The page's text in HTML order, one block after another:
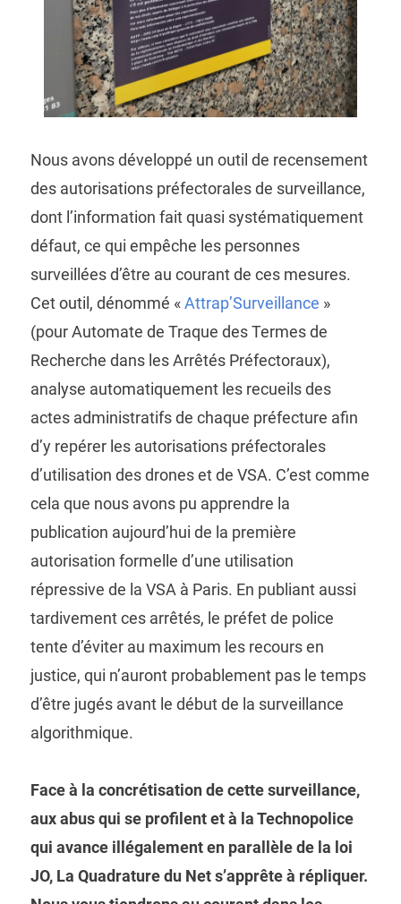
Nous avons développé un outil de recensement
des autorisations préfectorales de surveillance,
dont l’information fait quasi systématiquement
défaut, ce qui empêche les personnes
surveillées d’être au courant de ces mesures.
Cet outil, dénommé «Attrap’Surveillance »
(pour Automate de Traque des Termes de
Recherche dans les Arrêtés Préfectoraux),
analyse automatiquement les recueils des
actes administratifs de chaque préfecture afin
d’y repérer les autorisations préfectorales
d’utilisation des drones et de VSA. C’est comme
cela que nous avons pu apprendre la
publication aujourd’hui de la première
autorisation formelle d’une utilisation
répressive de la VSA à Paris. En publiant aussi
tardivement ces arrêtés, le préfet de police
tente d’éviter au maximum les recours en
justice, qui n’auront probablement pas le temps
d’être jugés avant le début de la surveillance
algorithmique.
Face à la concrétisation de cette surveillance,
aux abus qui se profilent et à la Technopolice
qui avance illégalement en parallèle de la loi
JO, La Quadrature du Net s’apprête à répliquer.